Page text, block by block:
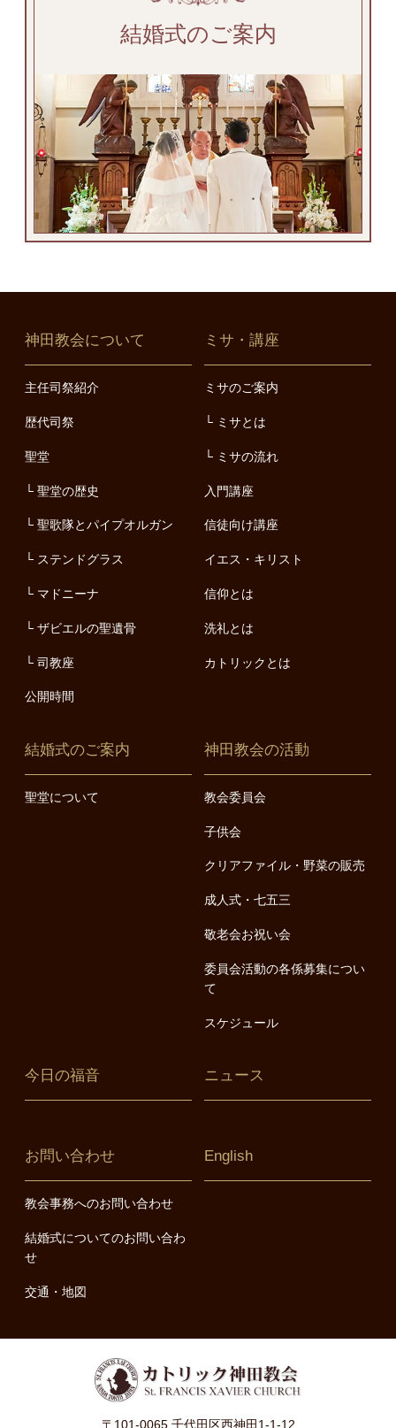
結婚式のご案内
神田教会について
主任司祭紹介
歴代司祭
聖堂
聖堂の歴史
聖歌隊とパイプオルガン
ステンドグラス
マドニーナ
ザビエルの聖遺骨
司教座
公開時間
ミサ・講座
ミサのご案内
ミサとは
ミサの流れ
入門講座
信徒向け講座
イエス・キリスト
信仰とは
洗礼とは
カトリックとは
結婚式のご案内
聖堂について
神田教会の活動
教会委員会
子供会
クリアファイル・野菜の販売
成人式・七五三
敬老会お祝い会
委員会活動の各係募集につい
て
スケジュール
今日の福音 ニュース
お問い合わせ
教会事務へのお問い合わせ
結婚式についてのお問い合わ
せ
交通・地図
English
〒101-0065 千代田区西神田1-1-12